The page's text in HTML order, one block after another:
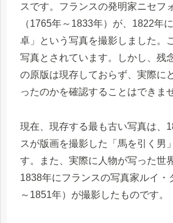
スです。フランスの発明家ニセフ
（1765年～1833年）が、1822年
卓」という写真を撮影しました。
写真とされています。しかし、残
の原版は現存しておらず、実際に
ったのかを確認することはできま
現在、現存する最も古い写真は、
スが版画を撮影した「馬を引く男
す。また、実際に人物が写った世
1838年にフランスの写真家ルイ・
～1851年）が撮影したものです。